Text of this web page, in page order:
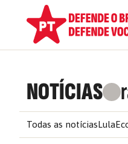
NOTÍCIAS
Todas as notíciasLula